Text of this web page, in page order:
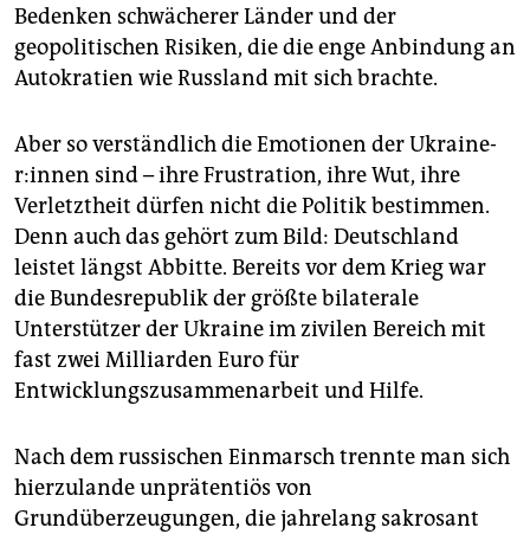
Bedenken schwächerer Länder und der
geopolitischen Risiken, die die enge Anbindung an
Autokratien wie Russland mit sich brachte.
Aber so verständlich die Emotionen der Ukrai­ne­
r:in­nen sind – ihre Frustration, ihre Wut, ihre
Verletztheit dürfen nicht die Politik bestimmen.
Denn auch das gehört zum Bild: Deutschland
leistet längst Abbitte. Bereits vor dem Krieg war
die Bundesrepublik der größte bilaterale
Unterstützer der Ukraine im zivilen Bereich mit
fast zwei Milliarden Euro für
Entwicklungszusammenarbeit und Hilfe.
Nach dem russischen Einmarsch trennte man sich
hierzulande unprätentiös von
Grundüberzeugungen, die jahrelang sakrosant